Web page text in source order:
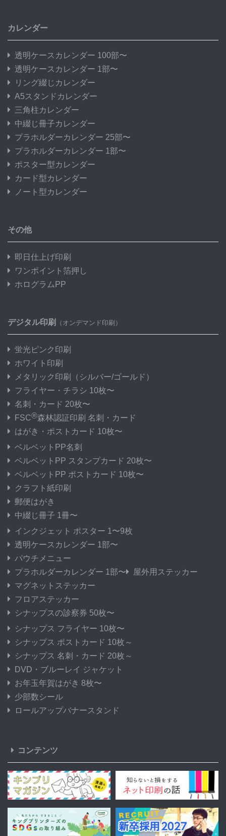
カレンダー
透明ケースカレンダー 100部〜
透明ケースカレンダー 1部〜
リング綴じカレンダー
A5スタンドカレンダー
三角柱カレンダー
中綴じ冊子カレンダー
プラホルダーカレンダー 25部〜
プラホルダーカレンダー 1部〜
ポスター型カレンダー
カード型カレンダー
ノート型カレンダー
その他
即日仕上げ印刷
ワンポイント箔押し
ホログラムPP
デジタル印刷 （オンデマンド印刷）
蛍光ピンク印刷
ホワイト印刷
メタリック印刷
（シルバー/ゴールド）
フライヤー・チラシ 10枚〜
名刺・カード 20枚〜
FSC®森林認証印刷 名刺・カード
はがき・ポストカード 10枚〜
ベルベットPP名刺
ベルベットPP スタンプカード 20枚〜
ベルベットPP ポストカード 10枚〜
クラフト紙印刷
郵便はがき
中綴じ冊子 1冊〜
インクジェット ポスター 1〜9枚
透明ケースカレンダー 1部〜
パウチメニュー
プラホルダーカレンダー 1部〜
屋外用ステッカー
マグネットステッカー
フロアステッカー
シナップスの診察券 50枚〜
シナップス フライヤー 10枚〜
シナップス ポストカード 10枚～
シナップス 名刺・カード 20枚～
DVD・ブルーレイ ジャケット
お年玉年賀はがき 8枚〜
少部数シール
ロールアップバナースタンド
コンテンツ